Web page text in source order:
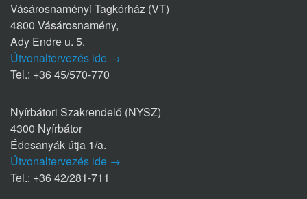
Vásárosnaményi Tagkórház (VT)
4800 Vásárosnamény,
Ady Endre u. 5.
Útvonaltervezés ide →
Tel.: +36 45/570-770
Nyírbátori Szakrendelő (NYSZ)
4300 Nyírbátor
Édesanyák útja 1/a.
Útvonaltervezés ide →
Tel.: +36 42/281-711